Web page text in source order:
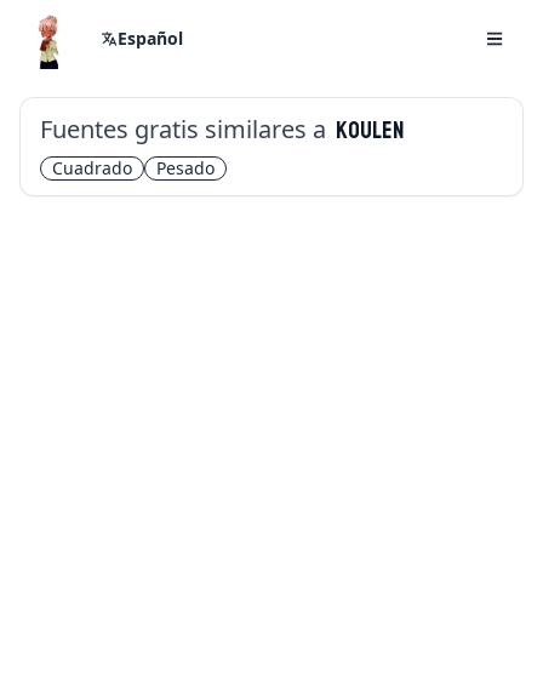
Español
Fuentes gratis similares a Koulen
Cuadrado Pesado